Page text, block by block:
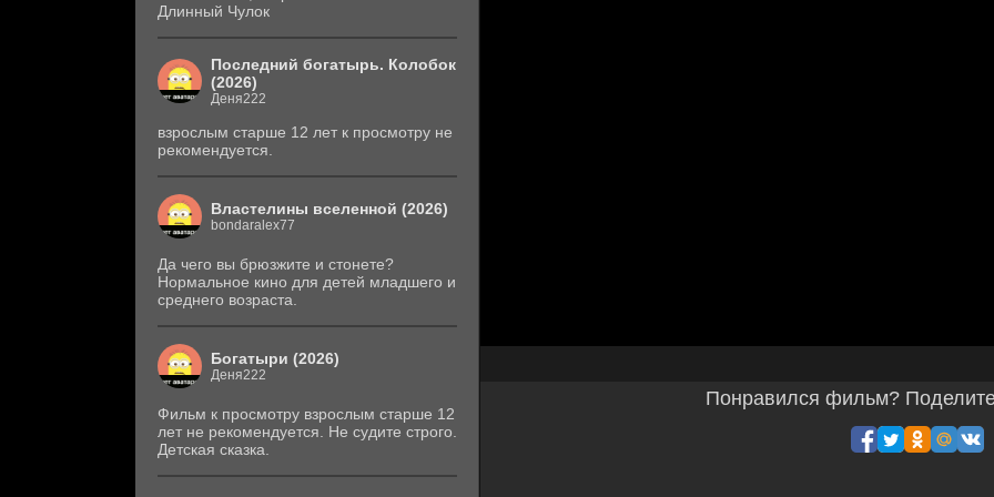
Понравился фильм?
Длинный Чулок
Последний богатырь. Колобок
(2026)
Деня222
взрослым старше 12 лет к просмотру не
рекомендуется.
Властелины вселенной (2026)
bondaralex77
Да чего вы брюзжите и стонете?
Нормальное кино для детей младшего и
среднего возраста.
Богатыри (2026)
Деня222
Фильм к просмотру взрослым старше 12
лет не рекомендуется. Не судите строго.
Детская сказка.